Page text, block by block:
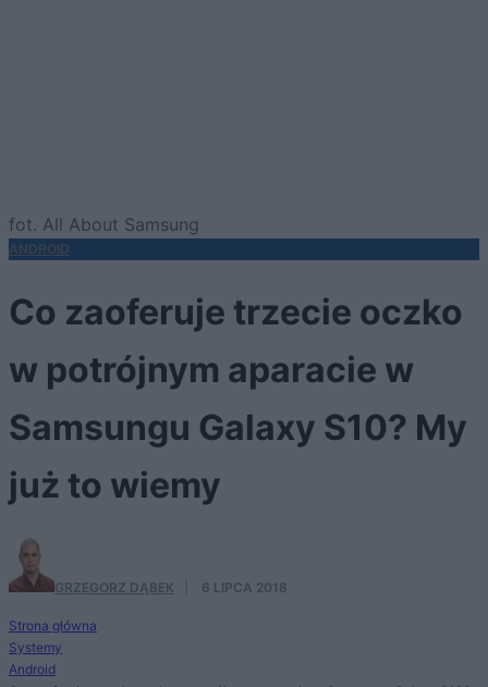
fot. All About Samsung
ANDROID
Co zaoferuje trzecie oczko
w potrójnym aparacie w
Samsungu Galaxy S10? My
już to wiemy
GRZEGORZ DĄBEK 6 LIPCA 2018
Strona główna
Systemy
Android